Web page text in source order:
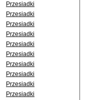
Przesiadki
Przesiadki
Przesiadki
Przesiadki
Przesiadki
Przesiadki
Przesiadki
Przesiadki
Przesiadki
Przesiadki